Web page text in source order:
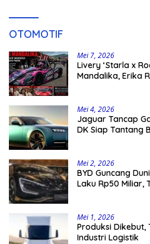
OTOMOTIF
Mei 7, 2026
Livery ‘Starla x
Mandalika, Erika
Mei 4, 2026
Jaguar Tancap
DK Siap Tantang
Mei 2, 2026
BYD Guncang
Laku Rp50 Miliar,
Mei 1, 2026
Produksi Dikebut,
Industri Logistik